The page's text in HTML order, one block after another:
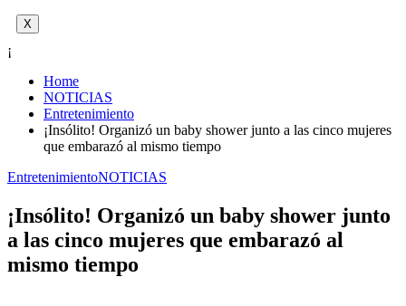
X
¡
Home
NOTICIAS
Entretenimiento
¡Insólito! Organizó un baby shower junto a las cinco mujeres
que embarazó al mismo tiempo
EntretenimientoNOTICIAS
¡Insólito! Organizó un baby shower junto
a las cinco mujeres que embarazó al
mismo tiempo